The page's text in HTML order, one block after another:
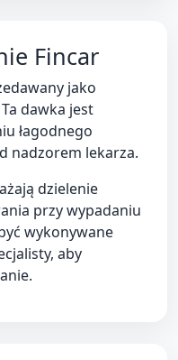
Fincar
jako
Ta dawka jest
łagodnego
nadzorem lekarza.
dzielenie
przy wypadaniu
wykonywane
aby